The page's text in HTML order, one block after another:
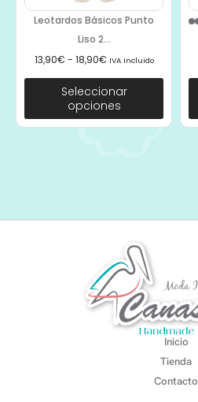
Leotardos Básicos Punto
Liso 2...
13,90€ - 18,90€ IVA Incluido
Seleccionar
opciones
Inicio
Tienda
Contacto